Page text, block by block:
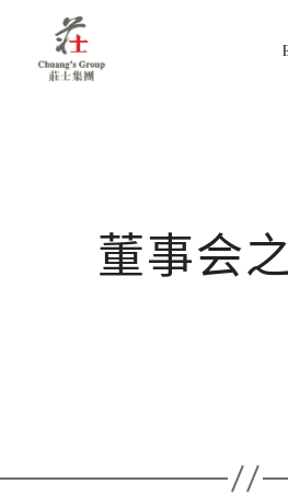
董事会